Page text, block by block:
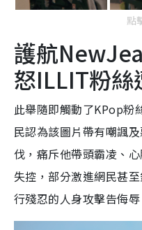
點
護航
怒ILLIT粉絲
此舉隨即觸動了KPop粉
民認為該圖片帶有嘲諷
伐，痛斥他帶頭霸凌、
失控，部分激進網民甚
行殘忍的人身攻擊告侮